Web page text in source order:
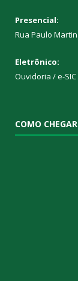
Presencial:
Rua Paulo
Eletrônico:
Ouvidoria /e-SIC
COMO